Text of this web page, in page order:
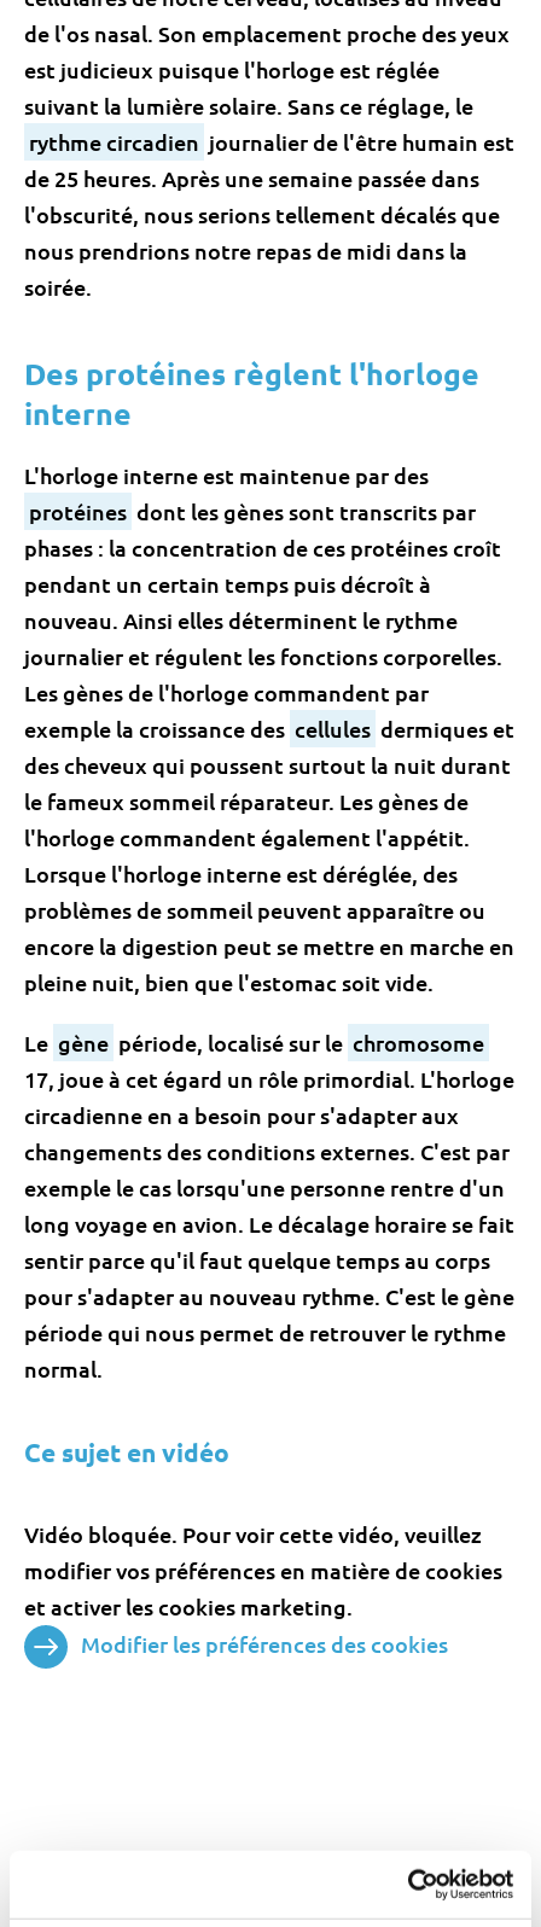
de l'os nasal. Son emplacement proche des yeux
est judicieux puisque l'horloge est réglée
suivant la lumière solaire. Sans ce réglage, le
rythme circadien journalier de l'être humain est
de 25 heures. Après une semaine passée dans
l'obscurité, nous serions tellement décalés que
nous prendrions notre repas de midi dans la
soirée.
Des protéines règlent l'horloge
interne
L'horloge interne est maintenue par des
protéines dont les gènes sont transcrits par
phases : la concentration de ces protéines croît
pendant un certain temps puis décroît à
nouveau. Ainsi elles déterminent le rythme
journalier et régulent les fonctions corporelles.
Les gènes de l'horloge commandent par
exemple la croissance des cellules dermiques et
des cheveux qui poussent surtout la nuit durant
le fameux sommeil réparateur. Les gènes de
l'horloge commandent également l'appétit.
Lorsque l'horloge interne est déréglée, des
problèmes de sommeil peuvent apparaître ou
encore la digestion peut se mettre en marche en
pleine nuit, bien que l'estomac soit vide.
Le gène période, localisé sur le chromosome
17, joue à cet égard un rôle primordial. L'horloge
circadienne en a besoin pour s'adapter aux
changements des conditions externes. C'est par
exemple le cas lorsqu'une personne rentre d'un
long voyage en avion. Le décalage horaire se fait
sentir parce qu'il faut quelque temps au corps
pour s'adapter au nouveau rythme. C'est le gène
période qui nous permet de retrouver le rythme
normal.
Ce sujet en vidéo
Vidéo bloquée. Pour voir cette vidéo, veuillez
modifier vos préférences en matière de cookies
et activer les cookies marketing.
Modifier les préférences des cookies